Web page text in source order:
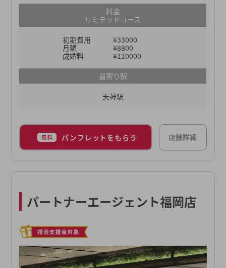
希望条件に合ったお相手と出会える可能性も高いで
す。年齢層は男女ともに20～30代が多く、大学・大
学院卒の方が約60%を占めています。フィオーレは
「成婚にこだわった婚活サービスを提供する」をコ
ンセプトにしていますが、挙式や新居、ライフプラ
ンニングなどの成婚後のサービスも魅力です。
料金
リミテッドコース
初期費用
¥33000
月額
¥8800
成婚料
¥110000
最寄り駅
天神駅
無料 パンフレットをもらう 店舗詳細
パートナーエージェント福岡店